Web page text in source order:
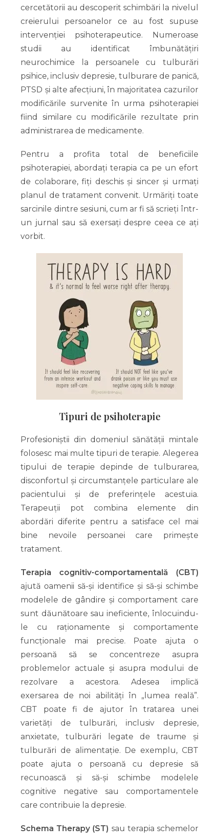
cercetătorii au descoperit schimbări la nivelul
creierului persoanelor ce au fost supuse
intervenției psihoterapeutice. Numeroase
studii au identificat îmbunătățiri
neurochimice la persoanele cu tulburări
psihice, inclusiv depresie, tulburare de panică,
PTSD și alte afecțiuni, în majoritatea cazurilor
modificările survenite în urma psihoterapiei
fiind similare cu modificările rezultate prin
administrarea de medicamente.
Pentru a profita total de beneficiile
psihoterapiei, abordați terapia ca pe un efort
de colaborare, fiți deschis și sincer și urmați
planul de tratament convenit. Urmăriți toate
sarcinile dintre sesiuni, cum ar fi să scrieți într-
un jurnal sau să exersați despre ceea ce ați
vorbit.
Tipuri de psihoterapie
Profesioniștii din domeniul sănătății mintale
folosesc mai multe tipuri de terapie. Alegerea
tipului de terapie depinde de tulburarea,
disconfortul și circumstanțele particulare ale
pacientului și de preferințele acestuia.
Terapeuții pot combina elemente din
abordări diferite pentru a satisface cel mai
bine nevoile persoanei care primește
tratament.
Terapia cognitiv-comportamentală (CBT)
ajută oamenii să-și identifice și să-și schimbe
modelele de gândire și comportament care
sunt dăunătoare sau ineficiente, înlocuindu-
le cu raționamente și comportamente
funcționale mai precise. Poate ajuta o
persoană să se concentreze asupra
problemelor actuale și asupra modului de
rezolvare a acestora. Adesea implică
exersarea de noi abilități în „lumea reală”.
CBT poate fi de ajutor în tratarea unei
varietăți de tulburări, inclusiv depresie,
anxietate, tulburări legate de traume și
tulburări de alimentație. De exemplu, CBT
poate ajuta o persoană cu depresie să
recunoască și să-și schimbe modelele
cognitive negative sau comportamentele
care contribuie la depresie.
Schema Therapy (ST) sau terapia schemelor